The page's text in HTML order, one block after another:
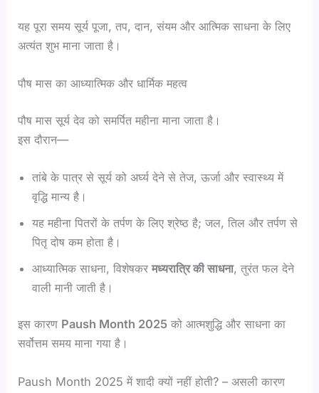
यह पूरा समय सूर्य पूजा, तप, दान, संयम और आत्मिक साधना के लिए
अत्यंत शुभ माना जाता है।
पौष मास का आध्यात्मिक और धार्मिक महत्व
पौष मास सूर्य देव को समर्पित महीना माना जाता है।
इस दौरान—
तांबे के पात्र से सूर्य को अर्घ्य देने से तेज, ऊर्जा और स्वास्थ्य में
वृद्धि मान्य है।
यह महीना पितरों के तर्पण के लिए श्रेष्ठ है; जल, तिल और तर्पण से
पितृ दोष कम होता है।
आध्यात्मिक साधना, विशेषकरमध्यरात्रि की साधना, तुरंत फल देने
वाली मानी जाती है।
इस कारण Paush Month 2025 को आत्मशुद्धि और साधना का
सर्वोत्तम समय माना गया है।
Paush Month 2025 में शादी क्यों नहीं होती? – असली कारण